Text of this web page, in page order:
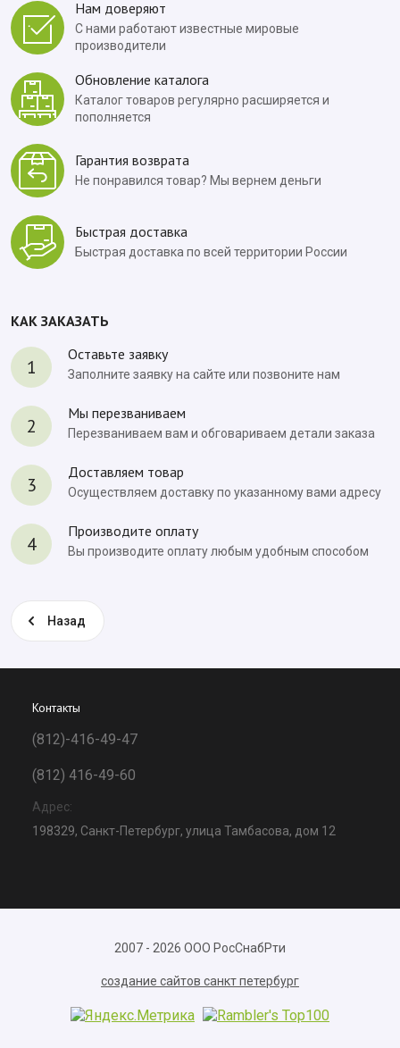
Нам доверяют
С нами работают известные мировые
производители
Обновление каталога
Каталог товаров регулярно расширяется и
пополняется
Гарантия возврата
Не понравился товар? Мы вернем деньги
Быстрая доставка
Быстрая доставка по всей территории России
КАК ЗАКАЗАТЬ
1
Оставьте заявку
Заполните заявку на сайте или позвоните нам
2
Мы перезваниваем
Перезваниваем вам и обговариваем детали заказа
3
Доставляем товар
Осуществляем доставку по указанному вами адресу
4
Производите оплату
Вы производите оплату любым удобным способом
Назад
Контакты
(812)-416-49-47
(812) 416-49-60
Адрес:
198329, Санкт-Петербург, улица Тамбасова, дом 12
2007 - 2026 ООО РосСнабРти
создание сайтов санкт петербург